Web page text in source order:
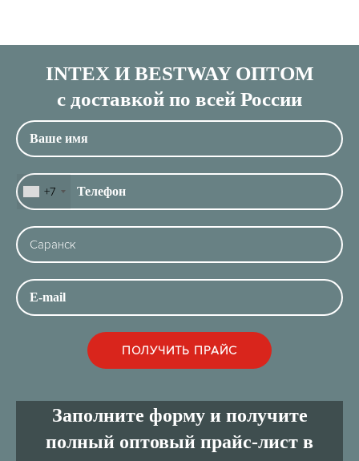
INTEX И BESTWAY ОПТОМ
с доставкой по всей России
+7
Заполните форму и получите
полный оптовый прайс-лист в